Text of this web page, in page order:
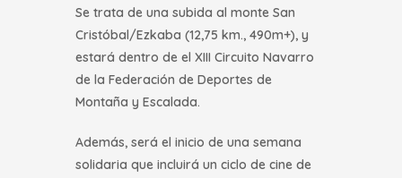
Se trata de una subida al monte San
Cristóbal/Ezkaba (12,75 km., 490m+), y
estará dentro de el XIII Circuito Navarro
de la Federación de Deportes de
Montaña y Escalada.
Además, será el inicio de una semana
solidaria que incluirá un ciclo de cine de